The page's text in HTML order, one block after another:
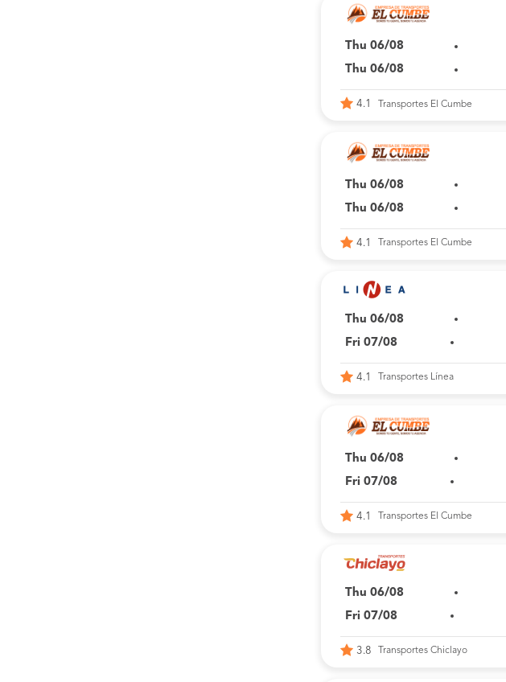
Thu 06/08
Thu 06/08
4.1 Transportes El Cumbe
Thu 06/08
Thu 06/08
4.1 Transportes El Cumbe
Thu 06/08
Fri 07/08
4.1 Transportes Línea
Thu 06/08
Fri 07/08
4.1 Transportes El Cumbe
Thu 06/08
Fri 07/08
3.8 Transportes Chiclayo